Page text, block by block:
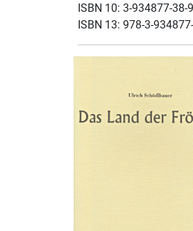
ISBN 10: 3-934877-38-9
ISBN 13: 978-3-